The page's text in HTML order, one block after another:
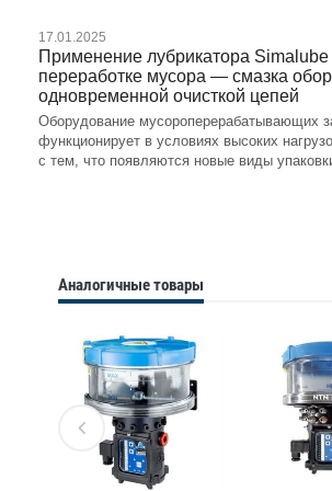
17.01.2025
Применение лубрикатора Simalube
переработке мусора — смазка
одновременной очисткой цепей
Оборудование мусороперерабатывающих
функционирует в условиях высоких
с тем, что появляются новые виды
Аналогичные товары